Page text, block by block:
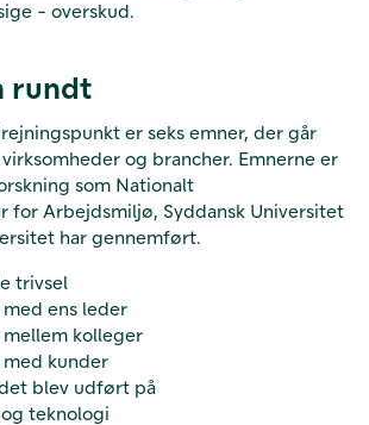
- overskud.
rundt
er seks emner, der går
og brancher. Emnerne er
som Nationalt
for Arbejdsmiljø, Syddansk Universitet
har gennemført.
trivsel
ens leder
kolleger
kunder
blev udført på
teknologi